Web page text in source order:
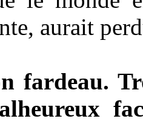
aurait
fardeau.